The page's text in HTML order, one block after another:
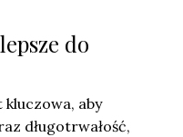
do
kluczowa, aby
długotrwałość,